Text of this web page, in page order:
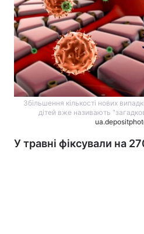
Збільшення кількості нових
дітей вже називають
У травні фіксували на